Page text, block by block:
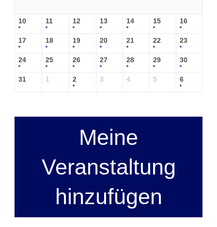
10 11 12 13 14 15 16
17 18 19 20 21 22 23
24 25 26 27 28 29 30
31 1 2 3 4 5 6
Meine
Veranstaltung
hinzufügen